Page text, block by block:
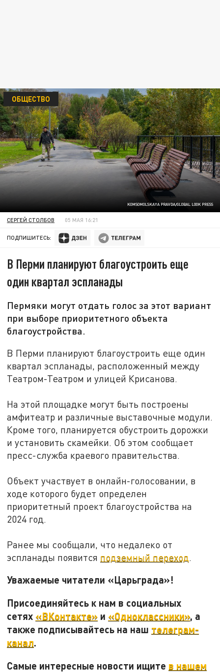
KOMSOMOLSKAYA PRAVDA/GLOBAL LOOK PRESS
ОБЩЕСТВО
СЕРГЕЙ СТОЛБОВ 05 МАЯ 16:21
ПОДПИШИТЕСЬ:
В Перми планируют благоустроить еще
один квартал эспланады
Пермяки могут отдать голос за этот вариант
при выборе приоритетного объекта
благоустройства.
В Перми планируют благоустроить еще один
квартал эспланады, расположенный между
Театром-Театром и улицей Крисанова.
На этой площадке могут быть построены
амфитеатр и различные выставочные модули.
Кроме того, планируется обустроить дорожки
и установить скамейки. Об этом сообщает
пресс-служба краевого правительства.
Объект участвует в онлайн-голосовании, в
ходе которого будет определен
приоритетный проект благоустройства на
2024 год.
Ранее мы сообщали, что недалеко от
эспланады появится подземный переход.
Уважаемые читатели «Царьграда»!
Присоединяйтесь к нам в социальных
сетях «ВКонтакте» и «Одноклассники», а
также подписывайтесь на наш телеграм-
канал.
Самые интересные новости ищите в нашем